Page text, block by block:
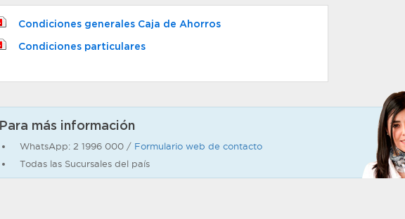
Condiciones generales Caja de Ahorros
Condiciones particulares
Para más información
WhatsApp: 2 1996 000 / Formulario web de contacto
Todas las Sucursales del país